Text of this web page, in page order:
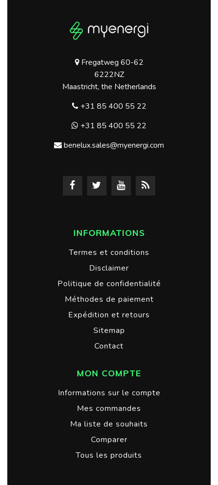
Fregatweg 60-62
6222NZ
Maastricht, the Netherlands
+31 85 400 55 22
+31 85 400 55 22
benelux.sales@myenergi.com
INFORMATIONS
Termes et conditions
Disclaimer
Politique de confidentialité
Méthodes de paiement
Expédition et retours
Sitemap
Contact
MON COMPTE
Informations sur le compte
Mes commandes
Ma liste de souhaits
Comparer
Tous les produits